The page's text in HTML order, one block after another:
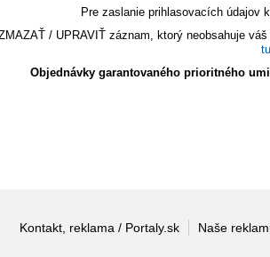
Pre zaslanie prihlasovacích údajov
/ UPRAVIŤ záznam, ktorý neobsahuje
tu
Objednávky garantovaného prioritného
Kontakt, reklama / Portaly.sk Naše